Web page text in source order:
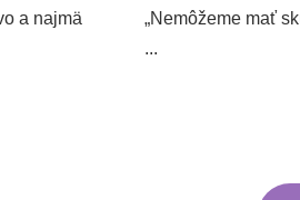
a najmä
„Nemôžeme mať
...